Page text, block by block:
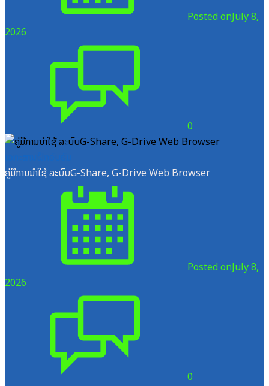
Posted onJuly 8,
2026
0
ຄູ່ມືການນຳໃຊ້ ລະບົບG-Share, G-Drive Web Browser
Posted onJuly 8,
2026
0